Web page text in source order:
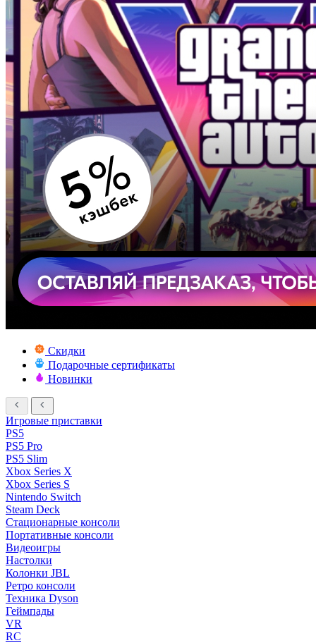
Скидки
Подарочные сертификаты
Новинки
Игровые приставки
PS5
PS5 Pro
PS5 Slim
Xbox Series X
Xbox Series S
Nintendo Switch
Steam Deck
Стационарные консоли
Портативные консоли
Видеоигры
Настолки
Колонки JBL
Ретро консоли
Техника Dyson
Геймпады
VR
RC